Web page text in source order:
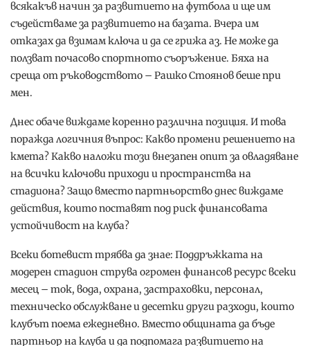
всякакъв начин за развитието на футбола и ще им
съдействаме за развитието на базата. Вчера им
отказах да взимам ключа и да се грижа аз. Не може да
ползват почасово спортното съоръжение. Бяха на
среща от ръководството – Рашко Стоянов беше при
мен.
Днес обаче виждаме коренно различна позиция. И това
поражда логичния въпрос: Какво промени решението на
кмета? Какво наложи този внезапен опит за овладяване
на всички ключови приходи и пространства на
стадиона? Защо вместо партньорство днес виждаме
действия, които поставят под риск финансовата
устойчивост на клуба?
Всеки ботевист трябва да знае: Поддръжката на
модерен стадион струва огромен финансов ресурс всеки
месец – ток, вода, охрана, застраховки, персонал,
техническо обслужване и десетки други разходи, които
клубът поема ежедневно. Вместо общината да бъде
партньор на клуба и да подпомага развитието на